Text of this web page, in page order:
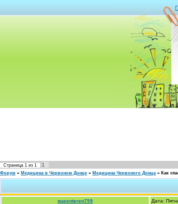
Страница 1 из 1 1
Форум » Медицина в Червоном Донце » Медицина Червоного Донца » Как
queenteren759 Дата: